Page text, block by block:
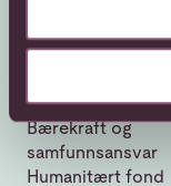
Vår historie
Bærekraft og
samfunnsansvar
Humanitært fond